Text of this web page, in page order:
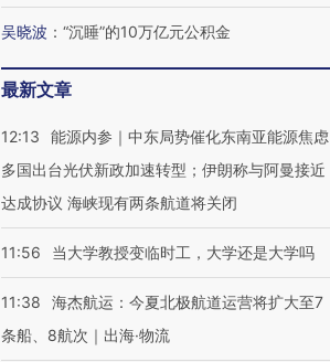
吴晓波 ： “沉睡”的10万亿元公积金
最新文章
12:13
能源内参｜中东局势催化东南亚能源焦虑
多国出台光伏新政加速转型；伊朗称与阿曼接近
达成协议 海峡现有两条航道将关闭
11:56 当大学教授变临时工，大学还是大学吗
11:38
海杰航运：今夏北极航道运营将扩大至7
条船、8航次｜出海·物流